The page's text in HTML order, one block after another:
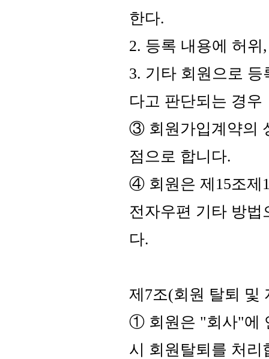
한다.
2. 등록 내용에 허
3. 기타 회원으로
다고 판단되는 경우
③ 회원가입계약의
점으로 합니다.
④ 회원은 제15조제
전자우편 기타 방
다.
제7조(회원 탈퇴 및
① 회원은 "회사"에
시 회원탈퇴를 처리